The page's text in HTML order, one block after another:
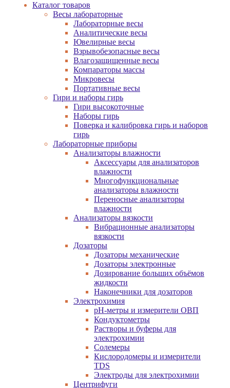
Каталог товаров
Весы лабораторные
Лабораторные весы
Аналитические весы
Ювелирные весы
Взрывобезопасные весы
Влагозащищенные весы
Компараторы массы
Микровесы
Портативные весы
Гири и наборы гирь
Гири высокоточные
Наборы гирь
Поверка и калибровка гирь и наборов
гирь
Лабораторные приборы
Анализаторы влажности
Аксессуары для анализаторов
влажности
Многофункциональные
анализаторы влажности
Переносные анализаторы
влажности
Анализаторы вязкости
Вибрационные анализаторы
вязкости
Дозаторы
Дозаторы механические
Дозаторы электронные
Дозирование больших объёмов
жидкости
Наконечники для дозаторов
Электрохимия
pH-метры и измерители ОВП
Кондуктометры
Растворы и буферы для
электрохимии
Солемеры
Кислородомеры и измерители
TDS
Электроды для электрохимии
Центрифуги